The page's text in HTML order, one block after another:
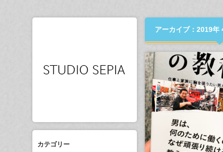
カテゴリー
アーカイブ：2019年